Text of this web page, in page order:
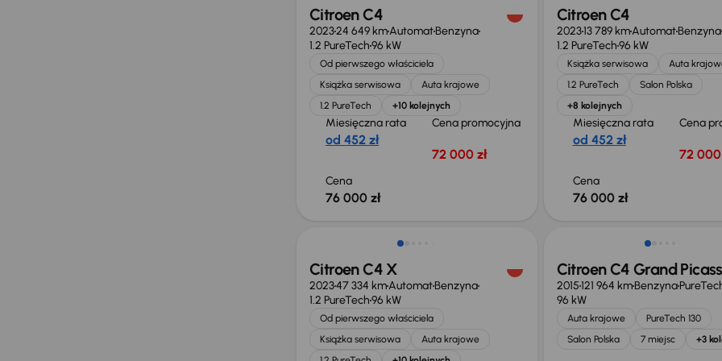
Citroen C4
202324 649 kmAutomatBenzyna
1.2 PureTech96 kW
Od pierwszego właściciela
Książka serwisowa
Auta krajowe
1.2 PureTech
+10 kolejnych
Miesięczna rata
od 452 zł
Cena promocyjna
72 000 zł
Cena
76 000 zł
Citroen C4
202313 789 kmAutomatBenzyna
1.2 PureTech96 kW
Książka serwisowa
Auta
1.2 PureTech
Salon Polska
+8 kolejnych
Miesięczna rata
od 452 zł
Cena
72 000
Cena
76 000 zł
Taniej o 1 500 zł
Citroen C4 X
202347 334 kmAutomatBenzyna
1.2 PureTech96 kW
Od pierwszego właściciela
Książka serwisowa
Auta krajowe
Taniej o 1 000 zł
Citroen C4 Grand
2015121 964 kmBenzyna
96 kW
Auta krajowe
PureTech 130
Salon Polska
7 miejsc +3